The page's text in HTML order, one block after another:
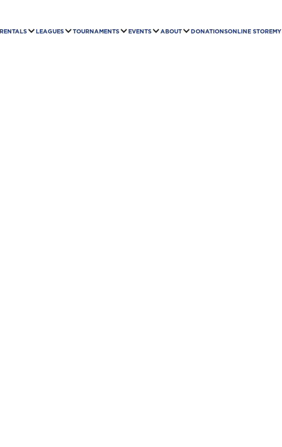
RENTALS LEAGUES TOURNAMENTS EVENTS ABOUT DONATIONSONLINE STORE